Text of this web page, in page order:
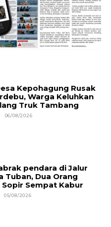
Kepohagung Rusak
Warga Keluhkan
Truk Tambang
06/08/2026
pendara di Jalur
Tuban, Dua Orang
Sopir Sempat Kabur
05/08/2026